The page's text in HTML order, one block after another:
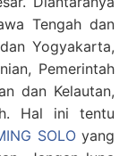
Tengah dan
Yogyakarta,
Pemerintah
dan Kelautan,
Hal ini tentu
SOLOyang